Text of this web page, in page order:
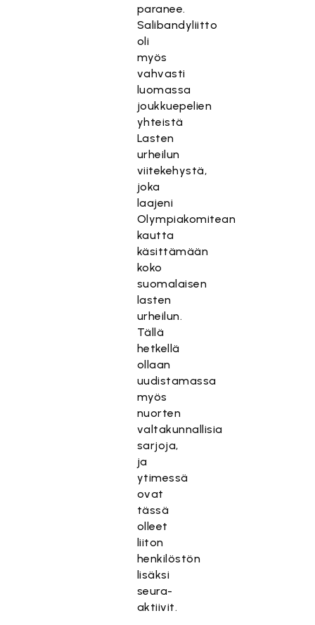
paranee.
Salibandyliitto
oli
myös
vahvasti
luomassa
joukkuepelien
yhteistä
Lasten
urheilun
viitekehystä,
joka
laajeni
Olympiakomitean
kautta
käsittämään
koko
suomalaisen
lasten
urheilun.
Tällä
hetkellä
ollaan
uudistamassa
myös
nuorten
valtakunnallisia
sarjoja,
ja
ytimessä
ovat
tässä
olleet
liiton
henkilöstön
lisäksi
seura-
aktiivit.